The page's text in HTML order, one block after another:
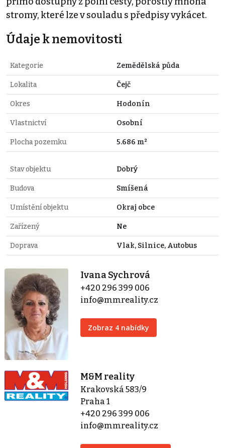
stromy, které lze v souladu s předpisy vykácet.
Údaje k nemovitosti
Kategorie Zemědělská půda
Lokalita Čejč
Okres Hodonín
Vlastnictví Osobní
Plocha pozemku 5.686 m²
Stav objektu Dobrý
Budova Smíšená
Umístění objektu Okraj obce
Zařízený Ne
Doprava Vlak, Silnice, Autobus
Ivana Sychrová
+420 296 399 006
info@mmreality.cz
Zobraz 4 nabídky
M&M reality
Krakovská 583/9
Praha 1
+420 296 399 006
info@mmreality.cz